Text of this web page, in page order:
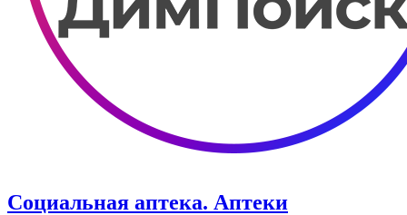
Социальная аптека. Аптеки